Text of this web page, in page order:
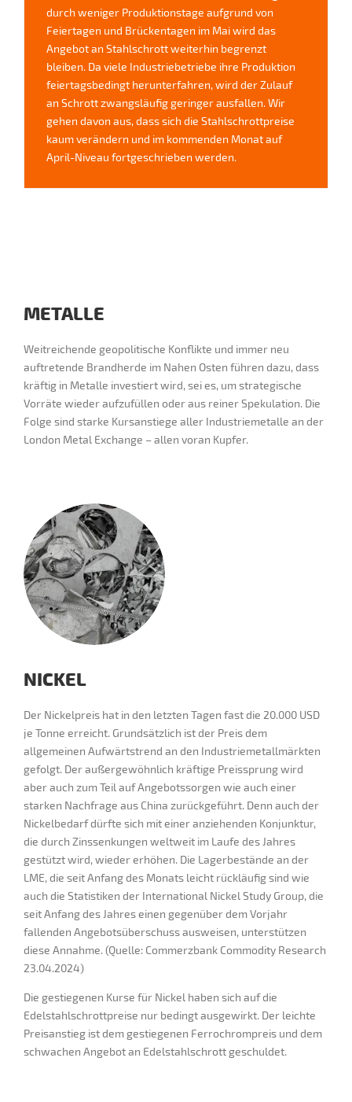
durch weniger Produktionstage aufgrund von
Feiertagen und Brückentagen im Mai wird das
Angebot an Stahlschrott weiterhin begrenzt
bleiben. Da viele Industriebetriebe ihre Produktion
feiertagsbedingt herunterfahren, wird der Zulauf
an Schrott zwangsläufig geringer ausfallen. Wir
gehen davon aus, dass sich die Stahlschrottpreise
kaum verändern und im kommenden Monat auf
April-Niveau fortgeschrieben werden.
METALLE
Weitreichende geopolitische Konflikte und immer neu
auftretende Brandherde im Nahen Osten führen dazu, dass
kräftig in Metalle investiert wird, sei es, um strategische
Vorräte wieder aufzufüllen oder aus reiner Spekulation. Die
Folge sind starke Kursanstiege aller Industriemetalle an der
London Metal Exchange – allen voran Kupfer.
NICKEL
Der Nickelpreis hat in den letzten Tagen fast die 20.000 USD
je Tonne erreicht. Grundsätzlich ist der Preis dem
allgemeinen Aufwärtstrend an den Industriemetallmärkten
gefolgt. Der außergewöhnlich kräftige Preissprung wird
aber auch zum Teil auf Angebotssorgen wie auch einer
starken Nachfrage aus China zurückgeführt. Denn auch der
Nickelbedarf dürfte sich mit einer anziehenden Konjunktur,
die durch Zinssenkungen weltweit im Laufe des Jahres
gestützt wird, wieder erhöhen. Die Lagerbestände an der
LME, die seit Anfang des Monats leicht rückläufig sind wie
auch die Statistiken der International Nickel Study Group, die
seit Anfang des Jahres einen gegenüber dem Vorjahr
fallenden Angebotsüberschuss ausweisen, unterstützen
diese Annahme. (Quelle: Commerzbank Commodity Research
23.04.2024)
Die gestiegenen Kurse für Nickel haben sich auf die
Edelstahlschrottpreise nur bedingt ausgewirkt. Der leichte
Preisanstieg ist dem gestiegenen Ferrochrompreis und dem
schwachen Angebot an Edelstahlschrott geschuldet.